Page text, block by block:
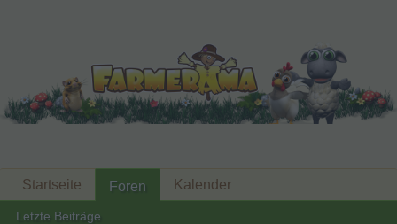
Startseite Foren
Letzte Beiträge
Kalender